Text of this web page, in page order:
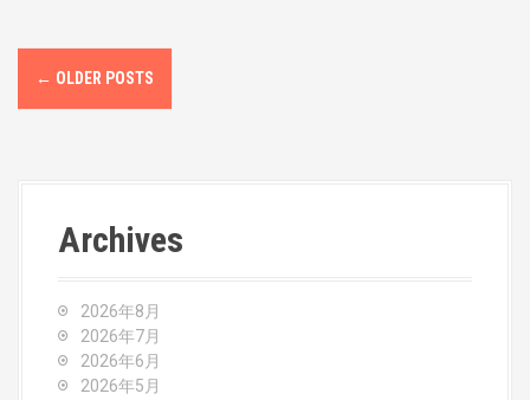
P
o
← OLDER POSTS
Archives
2026年8月
2026年7月
2026年6月
2026年5月